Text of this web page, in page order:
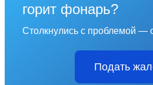
горит фонарь?
Столкнулись с проблемой —
Подать